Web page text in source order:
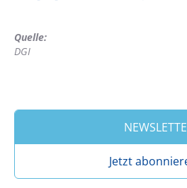
Quelle:
DGI
Jetzt